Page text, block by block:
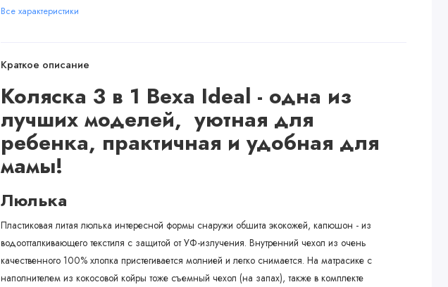
Все характеристики
Краткое описание
Коляска 3 в 1 Bexa Ideal - одна из
лучших моделей, уютная для
ребенка, практичная и удобная для
мамы!
Люлька
Пластиковая литая люлька интересной формы снаружи обшита экокожей, капюшон - из
водоотталкивающего текстиля с защитой от УФ-излучения. Внутренний чехол из очень
качественного 100% хлопка пристегивается молнией и легко снимается. На матрасике с
наполнителем из кокосовой койры тоже съемный чехол (на запах), также в комплекте